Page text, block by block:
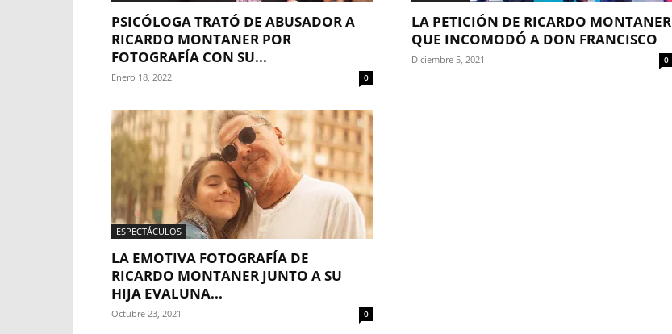
PSICÓLOGA TRATÓ DE ABUSADOR A
RICARDO MONTANER POR
FOTOGRAFÍA CON SU...
Enero 18, 2022 0
LA PETICIÓN DE RICARDO MONTANER
QUE INCOMODÓ A DON FRANCISCO
Diciembre 5, 2021 0
ESPECTÁCULOS
LA EMOTIVA FOTOGRAFÍA DE
RICARDO MONTANER JUNTO A SU
HIJA EVALUNA...
Octubre 23, 2021 0